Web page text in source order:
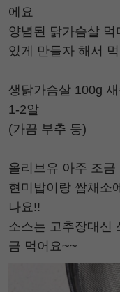
에요
양념된 닭가슴살
있게 만들자 해서
생닭가슴살 100g
1-2알
(가끔 부추 등)
올리브유 아주 조
현미밥이랑 쌈채소
나요!!
소스는 고추장대신
금 먹어요~~